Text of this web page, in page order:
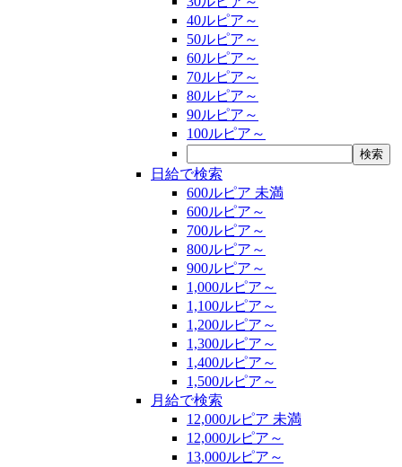
40ルピア～
50ルピア～
60ルピア～
70ルピア～
80ルピア～
90ルピア～
100ルピア～
日給で検索
600ルピア 未満
600ルピア～
700ルピア～
800ルピア～
900ルピア～
1,000ルピア～
1,100ルピア～
1,200ルピア～
1,300ルピア～
1,400ルピア～
1,500ルピア～
月給で検索
12,000ルピア 未満
12,000ルピア～
13,000ルピア～